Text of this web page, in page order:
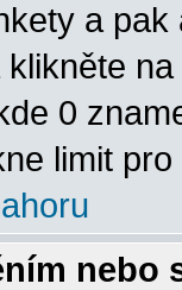
a
na
0
limit
nebo